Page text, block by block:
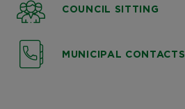
COUNCIL SITTING
MUNICIPAL CONTACTS